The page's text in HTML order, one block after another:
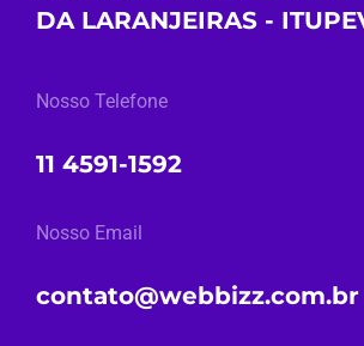
DA LARANJEIRAS -
Nosso Telefone
11 4591-1592
Nosso Email
contato@webbizz.com.br